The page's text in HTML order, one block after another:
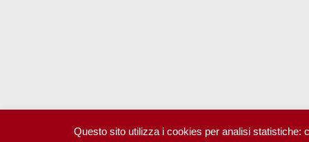
Questo sito utilizza i cookies per analisi